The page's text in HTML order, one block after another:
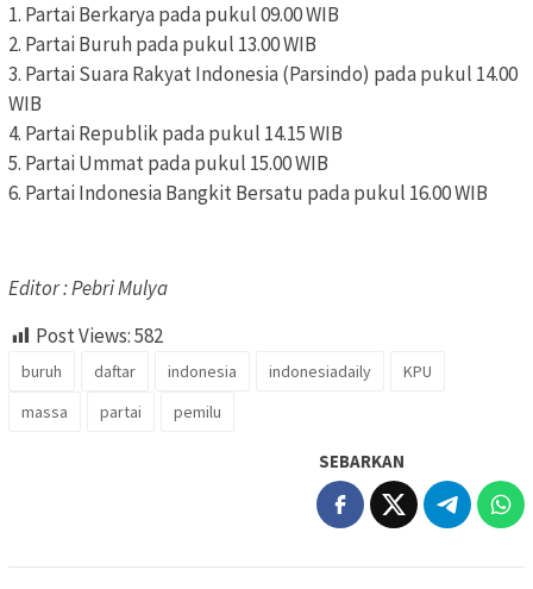
1. Partai Berkarya pada pukul 09.00 WIB
2. Partai Buruh pada pukul 13.00 WIB
3. Partai Suara Rakyat Indonesia (Parsindo) pada pukul 14.00
WIB
4. Partai Republik pada pukul 14.15 WIB
5. Partai Ummat pada pukul 15.00 WIB
6. Partai Indonesia Bangkit Bersatu pada pukul 16.00 WIB
Editor : Pebri Mulya
Post Views:582
buruh daftar indonesia indonesiadaily
KPU
massa
partai pemilu
SEBARKAN